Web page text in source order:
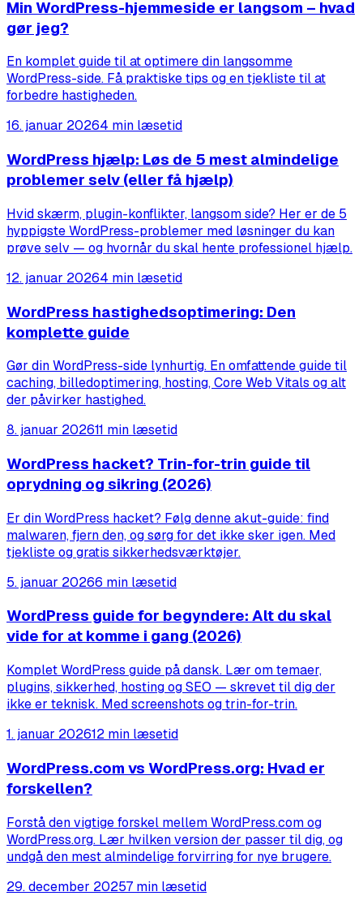
Min WordPress-hjemmeside er langsom – hvad
gør jeg?
En komplet guide til at optimere din langsomme
WordPress-side. Få praktiske tips og en tjekliste til at
forbedre hastigheden.
16. januar 20264 min læsetid
WordPress hjælp: Løs de 5 mest almindelige
problemer selv (eller få hjælp)
Hvid skærm, plugin-konflikter, langsom side? Her er de 5
hyppigste WordPress-problemer med løsninger du kan
prøve selv — og hvornår du skal hente professionel hjælp.
12. januar 20264 min læsetid
WordPress hastighedsoptimering: Den
komplette guide
Gør din WordPress-side lynhurtig. En omfattende guide til
caching, billedoptimering, hosting, Core Web Vitals og alt
der påvirker hastighed.
8. januar 202611 min læsetid
WordPress hacket? Trin-for-trin guide til
oprydning og sikring (2026)
Er din WordPress hacket? Følg denne akut-guide: find
malwaren, fjern den, og sørg for det ikke sker igen. Med
tjekliste og gratis sikkerhedsværktøjer.
5. januar 20266 min læsetid
WordPress guide for begyndere: Alt du skal
vide for at komme i gang (2026)
Komplet WordPress guide på dansk. Lær om temaer,
plugins, sikkerhed, hosting og SEO — skrevet til dig der
ikke er teknisk. Med screenshots og trin-for-trin.
1. januar 202612 min læsetid
WordPress.com vs WordPress.org: Hvad er
forskellen?
Forstå den vigtige forskel mellem WordPress.com og
WordPress.org. Lær hvilken version der passer til dig, og
undgå den mest almindelige forvirring for nye brugere.
29. december 20257 min læsetid